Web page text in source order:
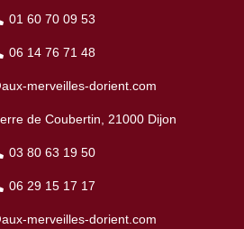
01 60 70 09 53
06 14 76 71 48
merveilles-dorient.com
de Coubertin, 21000 Dijon
03 80 63 19 50
06 29 15 17 17
merveilles-dorient.com